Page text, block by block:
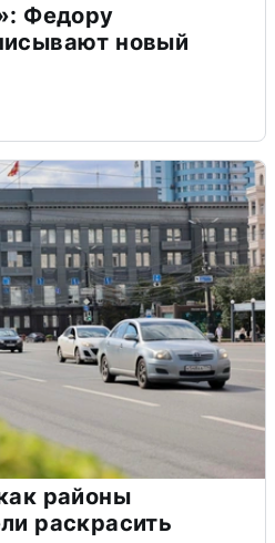
Федору
новый
районы
раскрасить